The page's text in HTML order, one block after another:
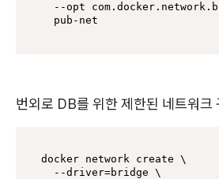
--opt
번외로 DB를 위한 제한된 네트워크
docker network create \
  --driver=bridge \